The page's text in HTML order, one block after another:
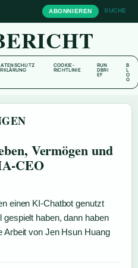
ABONNIEREN SUCHE
COOKIE-
RICHTLINIE
RUN
DBRI
EF
B
L
O
G
Vermögen und
CEO
einen KI-Chatbot genutzt
haben, dann haben
Arbeit von Jen Hsun Huang